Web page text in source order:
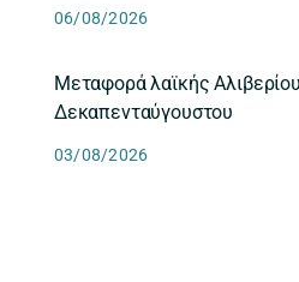
06/08/2026
Μεταφορά λαϊκής
Δεκαπενταύγουστου
03/08/2026